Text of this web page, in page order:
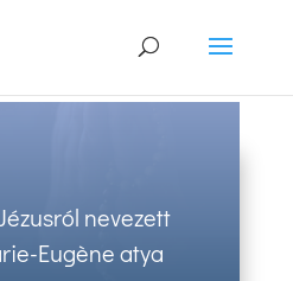
nevezett
Eugène atya